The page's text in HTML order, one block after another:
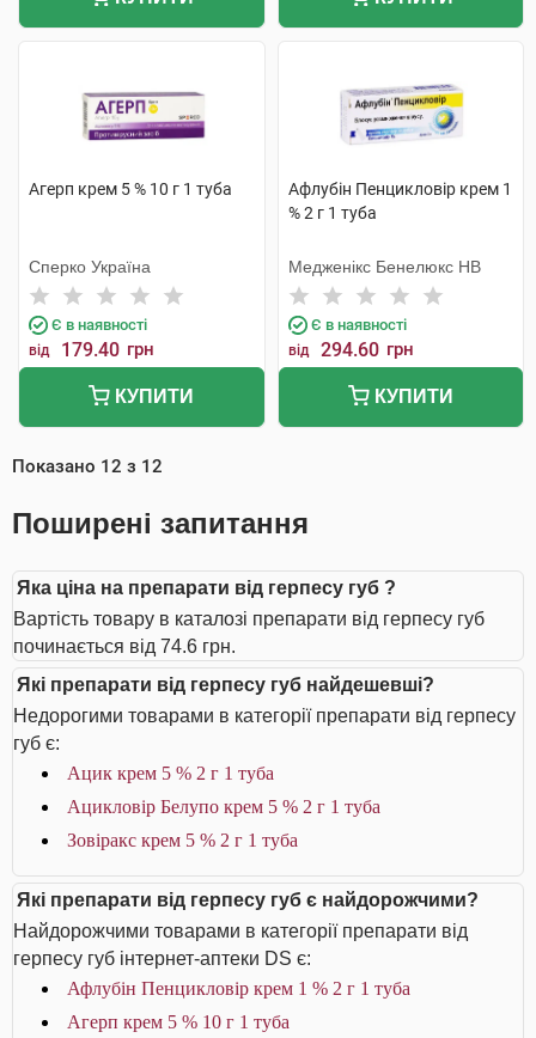
Агерп крем 5 % 10 г 1 туба
Сперко Україна
Є в наявності
від 179.40 грн
КУПИТИ
Афлубін Пенцикловір крем 1
% 2 г 1 туба
Медженікс Бенелюкс НВ
Є в наявності
від 294.60 грн
КУПИТИ
Показано 12 з 12
Поширені запитання
Яка ціна на препарати від герпесу губ ?
Вартість товару в каталозі препарати від герпесу губ
починається від 74.6 грн.
Які препарати від герпесу губ найдешевші?
Недорогими товарами в категорії препарати від герпесу
губ є:
Ацик крем 5 % 2 г 1 туба
Ацикловір Белупо крем 5 % 2 г 1 туба
Зовіракс крем 5 % 2 г 1 туба
Які препарати від герпесу губ є найдорожчими?
Найдорожчими товарами в категорії препарати від
герпесу губ інтернет-аптеки DS є:
Афлубін Пенцикловір крем 1 % 2 г 1 туба
Агерп крем 5 % 10 г 1 туба